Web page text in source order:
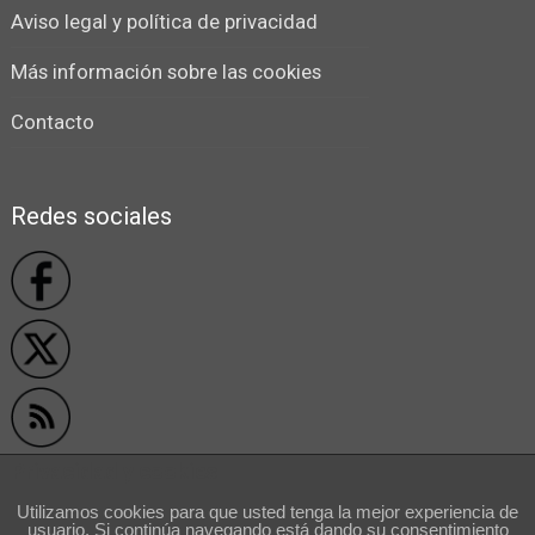
Aviso legal y política de privacidad
Más información sobre las cookies
Contacto
Redes sociales
Utilizamos cookies para que usted tenga la mejor experiencia de
usuario. Si continúa navegando está dando su consentimiento